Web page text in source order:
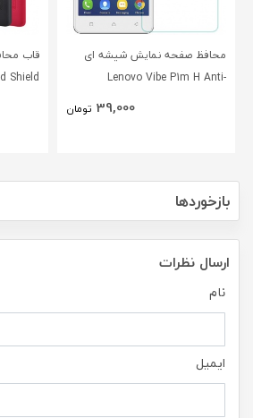
محافظ صفحه نمایش شیشه ای
Lenovo Vibe P1m H Anti-
39,000 تومان
Shield
بازخوردها
ارسال نظرات
نام
ایمیل